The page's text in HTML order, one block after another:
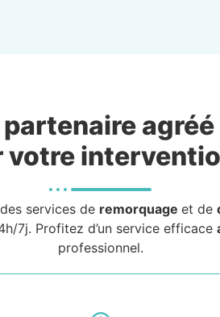
agréé
votre
services de remorquage et de
7j. Profitez d’un service efficace
professionnel.